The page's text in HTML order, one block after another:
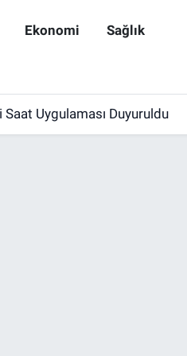
Ekonomi Sağlık
Uygulaması Duyuruldu